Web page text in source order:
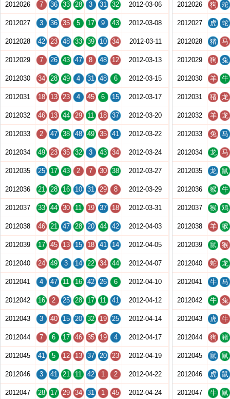
2012026 7 36 33 28 3 31 32 2012-03-06
2012027 3 36 35 5 17 9 43 2012-03-08
2012028 42 23 48 33 39 10 34 2012-03-11
2012029 7 26 43 47 8 48 12 2012-03-13
2012030 34 28 49 4 31 48 6 2012-03-15
2012031 18 13 23 4 45 6 15 2012-03-17
2012032 46 13 44 29 11 18 37 2012-03-20
2012033 2 47 38 48 49 35 41 2012-03-22
2012034 49 23 35 32 3 43 34 2012-03-24
2012035 25 17 43 2 7 30 38 2012-03-27
2012036 21 28 16 10 31 29 8 2012-03-29
2012037 33 44 30 11 19 37 18 2012-03-31
2012038 46 21 47 28 20 44 42 2012-04-03
2012039 17 45 13 15 18 41 14 2012-04-05
2012040 24 49 3 14 22 34 44 2012-04-07
2012041 4 47 11 16 42 26 6 2012-04-10
2012042 16 2 25 28 17 11 41 2012-04-12
2012043 3 40 15 20 32 19 25 2012-04-14
2012044 7 6 17 46 35 19 4 2012-04-17
2012045 41 5 12 13 37 20 23 2012-04-19
2012046 3 41 21 11 42 1 2 2012-04-22
2012047 28 17 29 34 31 1 45 2012-04-24
2012026 狗 蛇
2012027 虎 蛇
2012028 猪 马
2012029 狗 兔
2012030 羊 牛
2012031 猪 龙
2012032 羊 龙
2012033 兔 马
2012034 龙 马
2012035 龙 鼠
2012036 猴 牛
2012037 猴 鸡
2012038 羊 猴
2012039 鼠 猴
2012040 蛇 龙
2012041 牛 马
2012042 牛 兔
2012043 虎 牛
2012044 狗 猪
2012045 鼠 鼠
2012046 虎 鼠
2012047 牛 鼠